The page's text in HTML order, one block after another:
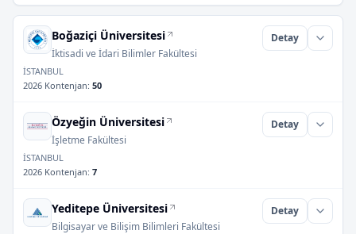
Boğaziçi Üniversitesi
İktisadi ve İdari Bilimler Fakültesi
Detay
İSTANBUL
2026 Kontenjan: 50
Özyeğin Üniversitesi
İşletme Fakültesi
Detay
İSTANBUL
2026 Kontenjan: 7
Yeditepe Üniversitesi
Bilgisayar ve Bilişim Bilimleri Fakültesi
Detay